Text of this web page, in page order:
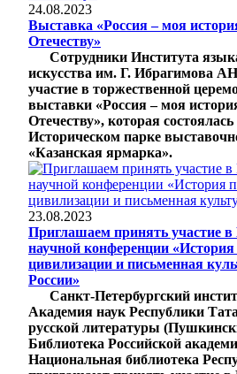
24.08.2023
Выставка «Россия – моя
Отечеству»
Сотрудники Института
искусства им. Г. Ибрагимова
участие в торжественной
выставки «Россия – моя
Отечеству», которая состоялась
Историческом парке
«Казанская ярмарка».
23.08.2023
Приглашаем принять участие
научной конференции
цивилизации и письменная
России»
Санкт-Петербургский
Академия наук Республики
русской литературы
Библиотека Российской
Национальная библиотека